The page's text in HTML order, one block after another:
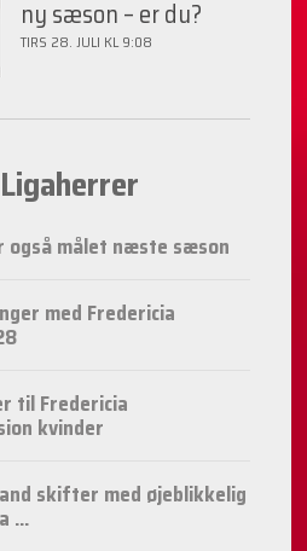
ny sæson – er du?
TIRS 28. JULI KL 9:08
også målet næste sæson
med Fredericia
til Fredericia
kvinder
skifter med øjeblikkelig
...